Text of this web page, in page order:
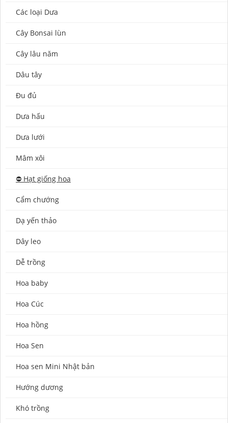
Các loại Dưa
Cây Bonsai lùn
Cây lâu năm
Dâu tây
Đu đủ
Dưa hấu
Dưa lưới
Mâm xôi
⛔️ Hạt giống hoa
Cẩm chướng
Dạ yến thảo
Dây leo
Dễ trồng
Hoa baby
Hoa Cúc
Hoa hồng
Hoa Sen
Hoa sen Mini Nhật bản
Hướng dương
Khó trồng